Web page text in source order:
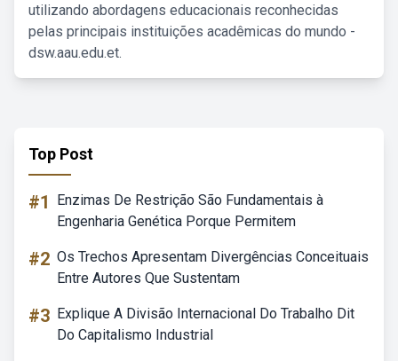
utilizando abordagens educacionais reconhecidas
pelas principais instituições acadêmicas do mundo -
dsw.aau.edu.et.
Top Post
#1
Enzimas De Restrição São Fundamentais à
Engenharia Genética Porque Permitem
#2 Os Trechos Apresentam Divergências Conceituais
Entre Autores Que Sustentam
#3 Explique A Divisão Internacional Do Trabalho Dit
Do Capitalismo Industrial